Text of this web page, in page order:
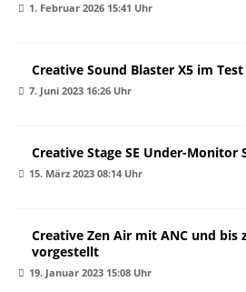
1. Februar 2026 15:41 Uhr
Creative Sound Blaster X5 im Test
7. Juni 2023 16:26 Uhr
Creative Stage SE Under-
15. März 2023 08:14 Uhr
Creative Zen Air mit ANC und bis
vorgestellt
19. Januar 2023 15:08 Uhr